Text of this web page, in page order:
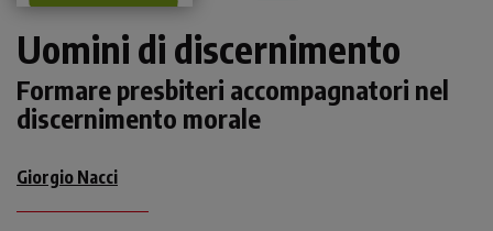
Uomini di discernimento
Formare presbiteri accompagnatori nel
discernimento morale
Giorgio Nacci